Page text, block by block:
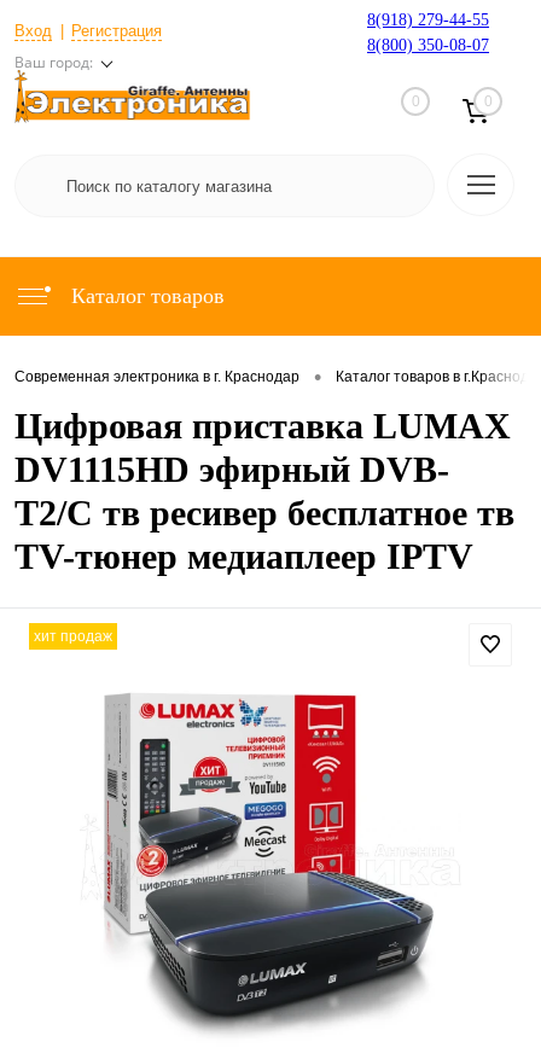
Вход Регистрация
Ваш город:
8(918) 279-44-55
8(800) 350-08-07
0 0
Каталог товаров
Современная электроника в г. Краснодар • Каталог товаров в
Цифровая приставка LUMAX
DV1115HD эфирный DVB-
T2/C тв ресивер бесплатное тв
TV-тюнер медиаплеер IPTV
хит продаж